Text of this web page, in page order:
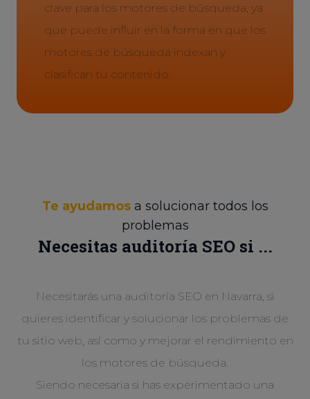
clave para los motores de búsqueda, ya
que puede influir en la forma en que los
motores de búsqueda indexan y
clasifican tu contenido.
Te ayudamosa solucionar todos los
problemas
Necesitas auditoría SEO si ...
Necesitarás una auditoría SEO en Navarra, si
quieres identificar y solucionar los problemas de
tu sitio web, así como y mejorar el rendimiento en
los motores de búsqueda.
Siendo necesaria si has experimentado una